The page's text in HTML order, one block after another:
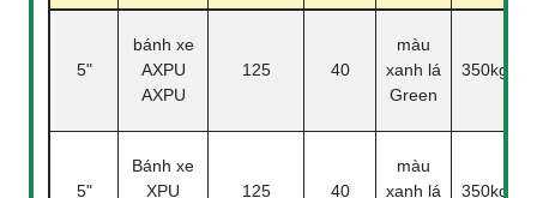
5"
bánh xe
AXPU
AXPU
125 40
màu
xanh lá
Green
350kgs
5"
Bánh xe
XPU
125 40
màu
xanh lá
350kgs